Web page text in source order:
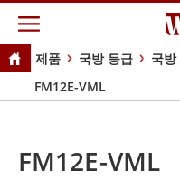
제품 국방 등급 국방
FM12E-VML
FM12E-VML